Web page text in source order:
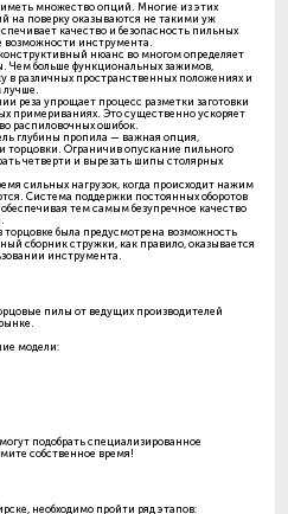
множество опций. Многие из этих
на поверку оказываются не такими уж
качество и безопасность пильных
возможности инструмента.
нюанс во многом определяет
Чем больше функциональных зажимов,
в различных пространственных положениях и
лучше.
реза упрощает процесс разметки заготовки
примериваниях. Это существенно ускоряет
распиловочных ошибок.
глубины пропила — важная опция,
Ограничив опускание пильного
четверти и вырезать шипы столярных
сильных нагрузок, когда происходит нажим
Система поддержки постоянных оборотов
тем самым безупречное качество
была предусмотрена возможность
сборник стружки, как правило, оказывается
инструмента.
пилы от ведущих производителей
модели:
подобрать специализированное
собственное время!
необходимо пройти ряд этапов: